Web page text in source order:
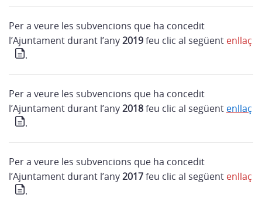
Per a veure les subvencions que ha concedit
l’Ajuntament durant l’any2019feu clic al següent enllaç
.
Per a veure les subvencions que ha concedit
l’Ajuntament durant l’any2018feu clic al següent enllaç
.
Per a veure les subvencions que ha concedit
l’Ajuntament durant l’any2017feu clic al següent enllaç
.